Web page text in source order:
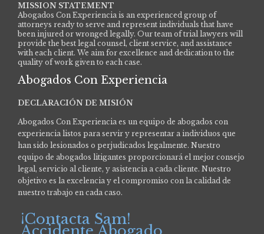
MISSION STATEMENT
Abogados Con Experiencia is an experienced group of
attorneys ready to serve and represent individuals that have
been injured or wronged legally. Our team of trial lawyers will
provide the best legal counsel, client service, and assistance
with each client. We aim for excellence and dedication to the
quality of work given to each case.
Abogados Con Experiencia
DECLARACIÓN DE MISIÓN
Abogados Con Experiencia es un equipo de abogados con
experiencia listos para servir y representar a individuos que
han sido lesionados o perjudicados legalmente. Nuestro
equipo de abogados litigantes proporcionará el mejor consejo
legal, servicio al cliente, y asistencia a cada cliente. Nuestro
objetivo es la excelencia y el compromiso con la calidad de
nuestro trabajo en cada caso.
¡Contacta Sam!
Accidente Abogado